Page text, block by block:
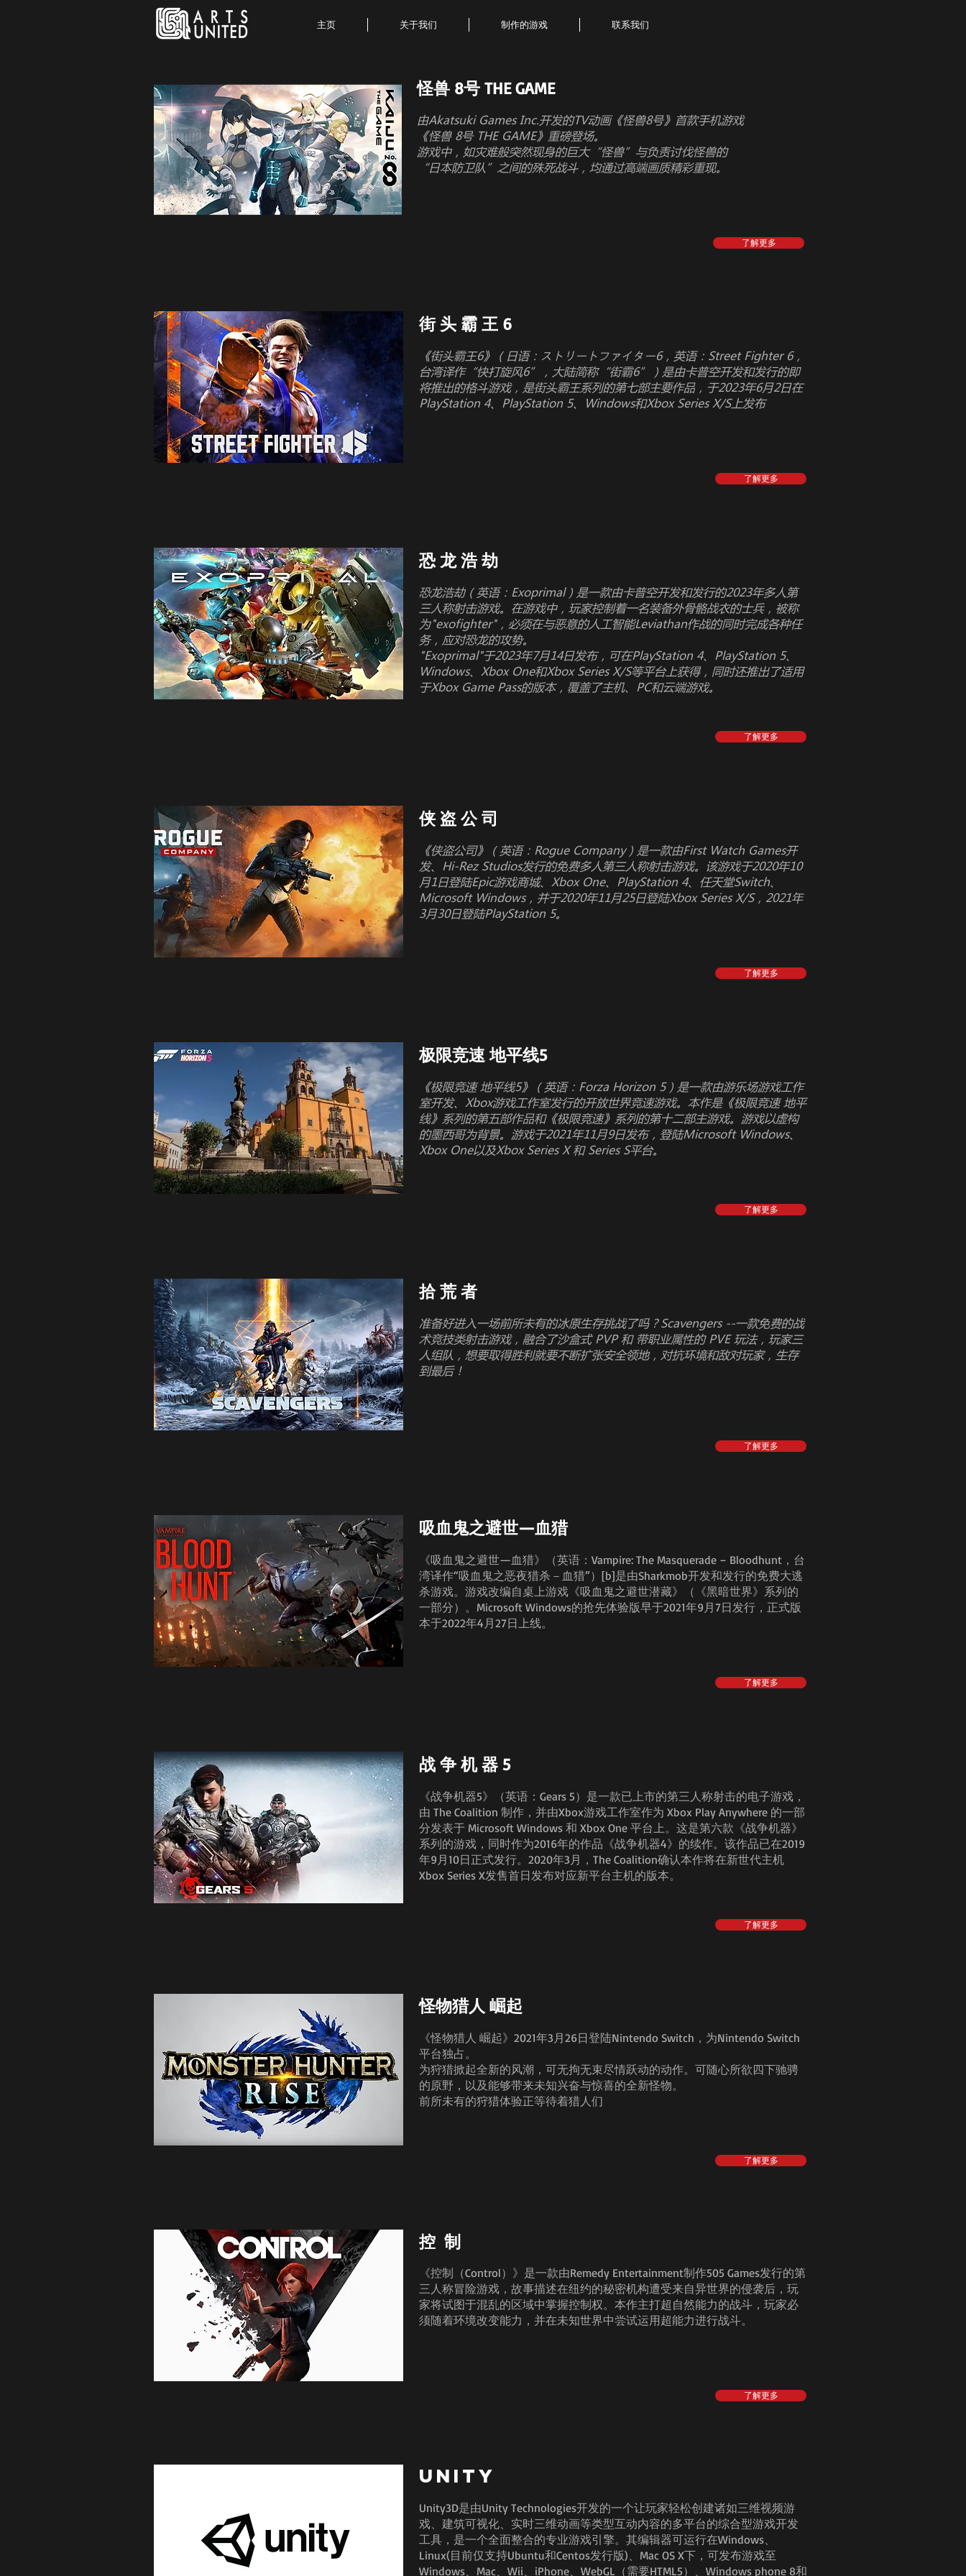
主页 关于我们 制作的游戏 联系我们
怪兽 8号 THE GAME
由Akatsuki Games Inc.开发的TV动画《怪兽8号》首款手机游戏
《怪兽 8号 THE GAME》重磅登场。
游戏中，如灾难般突然现身的巨大“怪兽”与负责讨伐怪兽的
“日本防卫队”之间的殊死战斗，均通过高端画质精彩重现。
了解更多
街 头 霸 王 6
《街头霸王6》（日语：ストリートファイター6，英语：Street Fighter 6，
台湾译作“快打旋风6”，大陆简称“街霸6”）是由卡普空开发和发行的即
将推出的格斗游戏，是街头霸王系列的第七部主要作品，于2023年6月2日在
PlayStation 4、PlayStation 5、Windows和Xbox Series X/S上发布
了解更多
恐 龙 浩 劫
恐龙浩劫（英语：Exoprimal）是一款由卡普空开发和发行的2023年多人第
三人称射击游戏。在游戏中，玩家控制着一名装备外骨骼战衣的士兵，被称
为"exofighter"，必须在与恶意的人工智能Leviathan作战的同时完成各种任
务，应对恐龙的攻势。
"Exoprimal"于2023年7月14日发布，可在PlayStation 4、PlayStation 5、
Windows、Xbox One和Xbox Series X/S等平台上获得，同时还推出了适用
于Xbox Game Pass的版本，覆盖了主机、PC和云端游戏。
了解更多
侠 盗 公 司
《侠盗公司》（英语：Rogue Company）是一款由First Watch Games开
发、Hi-Rez Studios发行的免费多人第三人称射击游戏。该游戏于2020年10
月1日登陆Epic游戏商城、Xbox One、PlayStation 4、任天堂Switch、
Microsoft Windows，并于2020年11月25日登陆Xbox Series X/S，2021年
3月30日登陆PlayStation 5。
了解更多
极限竞速 地平线5
《极限竞速 地平线5》（英语：Forza Horizon 5）是一款由游乐场游戏工作
室开发、Xbox游戏工作室发行的开放世界竞速游戏。本作是《极限竞速 地平
线》系列的第五部作品和《极限竞速》系列的第十二部主游戏。游戏以虚构
的墨西哥为背景。游戏于2021年11月9日发布，登陆Microsoft Windows、
Xbox One以及Xbox Series X 和 Series S平台。
了解更多
拾 荒 者
准备好进入一场前所未有的冰原生存挑战了吗？Scavengers --一款免费的战
术竞技类射击游戏，融合了沙盒式 PVP 和 带职业属性的 PVE 玩法，玩家三
人组队，想要取得胜利就要不断扩张安全领地，对抗环境和敌对玩家，生存
到最后！
了解更多
吸血鬼之避世—血猎
《吸血鬼之避世—血猎》（英语：Vampire: The Masquerade – Bloodhunt，台
湾译作“吸血鬼之恶夜猎杀－血猎”）[b]是由Sharkmob开发和发行的免费大逃
杀游戏。游戏改编自桌上游戏《吸血鬼之避世潜藏》（《黑暗世界》系列的
一部分）。Microsoft Windows的抢先体验版早于2021年9月7日发行，正式版
本于2022年4月27日上线。
了解更多
战 争 机 器 5
《战争机器5》（英语：Gears 5）是一款已上市的第三人称射击的电子游戏，
由 The Coalition 制作，并由Xbox游戏工作室作为 Xbox Play Anywhere 的一部
分发表于 Microsoft Windows 和 Xbox One 平台上。这是第六款《战争机器》
系列的游戏，同时作为2016年的作品《战争机器4》的续作。该作品已在2019
年9月10日正式发行。2020年3月，The Coalition确认本作将在新世代主机
Xbox Series X发售首日发布对应新平台主机的版本。
了解更多
怪物猎人 崛起
《怪物猎人 崛起》2021年3月26日登陆Nintendo Switch，为Nintendo Switch
平台独占。
为狩猎掀起全新的风潮，可无拘无束尽情跃动的动作。可随心所欲四下驰骋
的原野，以及能够带来未知兴奋与惊喜的全新怪物。
前所未有的狩猎体验正等待着猎人们
了解更多
控 制
《控制（Control）》是一款由Remedy Entertainment制作505 Games发行的第
三人称冒险游戏，故事描述在纽约的秘密机构遭受来自异世界的侵袭后，玩
家将试图于混乱的区域中掌握控制权。本作主打超自然能力的战斗，玩家必
须随着环境改变能力，并在未知世界中尝试运用超能力进行战斗。
了解更多
Unity
Unity3D是由Unity Technologies开发的一个让玩家轻松创建诸如三维视频游
戏、建筑可视化、实时三维动画等类型互动内容的多平台的综合型游戏开发
工具，是一个全面整合的专业游戏引擎。其编辑器可运行在Windows、
Linux(目前仅支持Ubuntu和Centos发行版)、Mac OS X下，可发布游戏至
Windows、Mac、Wii、iPhone、WebGL（需要HTML5）、Windows phone 8和